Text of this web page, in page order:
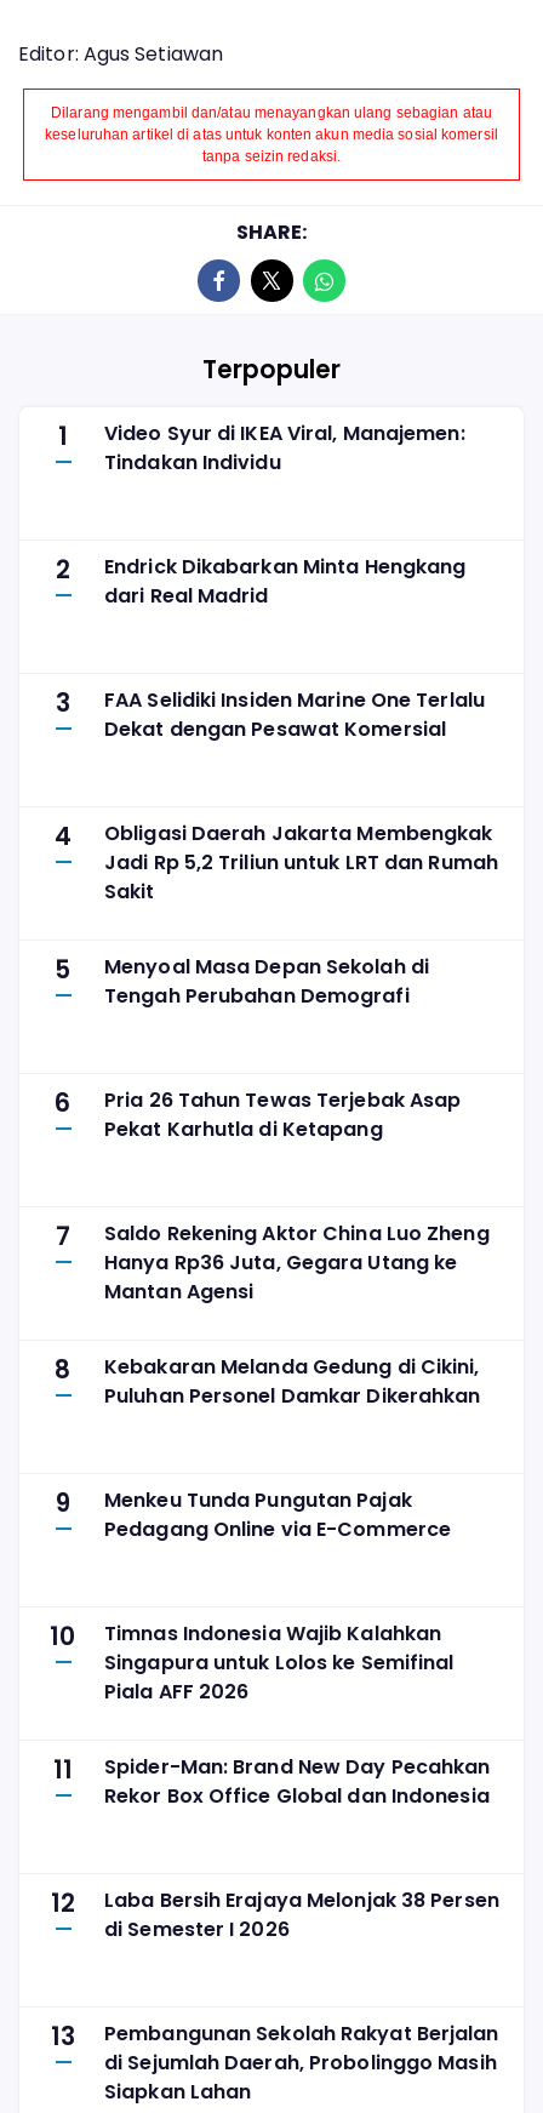
Editor: Agus Setiawan
Dilarang mengambil dan/atau menayangkan ulang sebagian atau
keseluruhan artikel di atas untuk konten akun media sosial komersil
tanpa seizin redaksi.
SHARE:
Terpopuler
1
Video Syur di IKEA Viral, Manajemen:
Tindakan Individu
2
Endrick Dikabarkan Minta Hengkang
dari Real Madrid
3
FAA Selidiki Insiden Marine One Terlalu
Dekat dengan Pesawat Komersial
4
Obligasi Daerah Jakarta Membengkak
Jadi Rp 5,2 Triliun untuk LRT dan Rumah
Sakit
5
Menyoal Masa Depan Sekolah di
Tengah Perubahan Demografi
6
Pria 26 Tahun Tewas Terjebak Asap
Pekat Karhutla di Ketapang
7
Saldo Rekening Aktor China Luo Zheng
Hanya Rp36 Juta, Gegara Utang ke
Mantan Agensi
8
Kebakaran Melanda Gedung di Cikini,
Puluhan Personel Damkar Dikerahkan
9
Menkeu Tunda Pungutan Pajak
Pedagang Online via E-Commerce
10
Timnas Indonesia Wajib Kalahkan
Singapura untuk Lolos ke Semifinal
Piala AFF 2026
11
Spider-Man: Brand New Day Pecahkan
Rekor Box Office Global dan Indonesia
12
Laba Bersih Erajaya Melonjak 38 Persen
di Semester I 2026
13
Pembangunan Sekolah Rakyat Berjalan
di Sejumlah Daerah, Probolinggo Masih
Siapkan Lahan